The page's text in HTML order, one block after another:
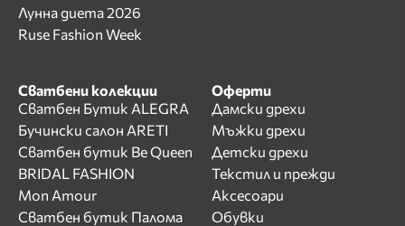
Лунна диета 2026
Ruse Fashion Week
Сватбени колекции
Сватбен Бутик ALEGRA
Бучински салон ARETI
Сватбен бутик Be Queen
BRIDAL FASHION
Mon Amour
Сватбен бутик Палома
Оферти
Дамски дрехи
Мъжки дрехи
Детски дрехи
Текстил и прежди
Аксесоари
Обувки